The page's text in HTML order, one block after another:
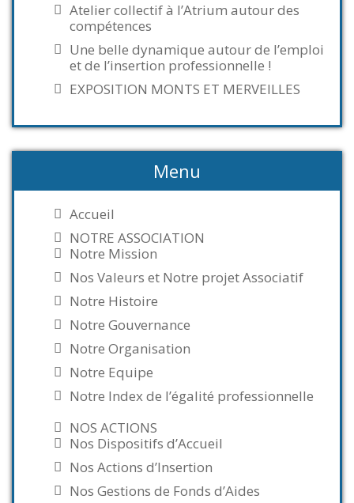
Atelier collectif à l’Atrium autour des
compétences
Une belle dynamique autour de l’emploi
et de l’insertion professionnelle !
EXPOSITION MONTS ET MERVEILLES
Menu
Accueil
NOTRE ASSOCIATION
Notre Mission
Nos Valeurs et Notre projet Associatif
Notre Histoire
Notre Gouvernance
Notre Organisation
Notre Equipe
Notre Index de l’égalité professionnelle
NOS ACTIONS
Nos Dispositifs d’Accueil
Nos Actions d’Insertion
Nos Gestions de Fonds d’Aides